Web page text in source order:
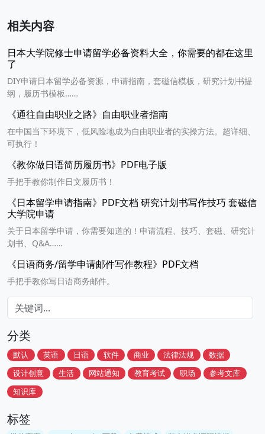
相关内容
日本大学院修士申请留学必备资料大全，你需要的都在这里
了
DIY申请日本留学必备资源，申请指南，套磁信模板，研究计划书提
纲，履历书模板……
《通往自由职业之路》自由职业者指南
在中国当下环境下，低风险地成为自由职业者的实操方法。超详细、
可执行！
《教你做日语简历履历书》PDF电子版
手把手教你制作日文履历书！
《日本留学申请指南》PDF文档 研究计划书写作技巧 套磁信
大学院申请
关于日本留学申请，你需要知道的！申请流程、技巧、套磁、研究计
划书、Q&A……
《日语商务/留学申请邮件写作教程》PDF文档
手把手教你写日语商务邮件。
分类
默认 英语 日语 软件 商业 法律法规
数据
设计创意
生活 网站通知 教育考试 职场
参考文库
知识库
标签